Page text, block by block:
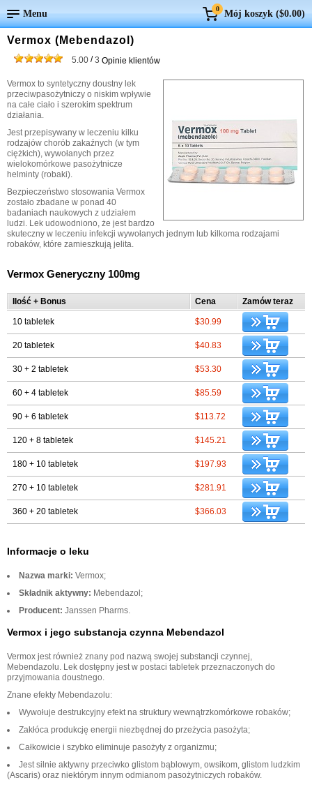
Menu 0 Mój koszyk ($0.00)
Vermox (Mebendazol)
5.00 /3 Opinie klientów
Vermox to syntetyczny doustny lek
przeciwpasożytniczy o niskim wpływie
na całe ciało i szerokim spektrum
działania.
Jest przepisywany w leczeniu kilku
rodzajów chorób zakaźnych (w tym
ciężkich), wywołanych przez
wielokomórkowe pasożytnicze
helminty (robaki).
Bezpieczeństwo stosowania Vermox
zostało zbadane w ponad 40
badaniach naukowych z udziałem
ludzi. Lek udowodniono, że jest bardzo
skuteczny w leczeniu infekcji wywołanych jednym lub kilkoma rodzajami
robaków, które zamieszkują jelita.
Vermox Generyczny 100mg
Ilość + Bonus Cena Zamów teraz
10 tabletek $30.99
20 tabletek $40.83
30 + 2 tabletek $53.30
60 + 4 tabletek $85.59
90 + 6 tabletek $113.72
120 + 8 tabletek $145.21
180 + 10 tabletek $197.93
270 + 10 tabletek $281.91
360 + 20 tabletek $366.03
Informacje o leku
Nazwa marki: Vermox;
Składnik aktywny: Mebendazol;
Producent: Janssen Pharms.
Vermox i jego substancja czynna Mebendazol
Vermox jest również znany pod nazwą swojej substancji czynnej,
Mebendazolu. Lek dostępny jest w postaci tabletek przeznaczonych do
przyjmowania doustnego.
Znane efekty Mebendazolu:
Wywołuje destrukcyjny efekt na struktury wewnątrzkomórkowe robaków;
Zakłóca produkcję energii niezbędnej do przeżycia pasożyta;
Całkowicie i szybko eliminuje pasożyty z organizmu;
Jest silnie aktywny przeciwko glistom bąblowym, owsikom, glistom ludzkim
(Ascaris) oraz niektórym innym odmianom pasożytniczych robaków.